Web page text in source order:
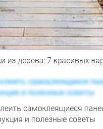
из дерева: 7 красивых
самоклеящиеся
и полезные советы